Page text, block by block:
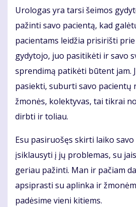
Urologas yra tarsi šeimos
pažinti savo pacientą, kad
pacientams leidžia prisirišti
gydytojo, juo pasitikėti ir savo
sprendimą patikėti būtent jam.
pasiekti, suburti savo pacientų
žmonės, kolektyvas, tai tikrai
dirbti ir toliau.
Esu pasiruošęs skirti laiko
įsiklausyti į jų problemas, su
geriau pažinti. Man ir pačiam
apsiprasti su aplinka ir
padėsime vieni kitiems.